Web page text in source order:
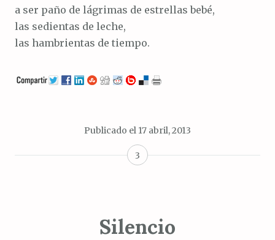
a ser paño de lágrimas de estrellas bebé,
las sedientas de leche,
las hambrientas de tiempo.
Publicado el 17 abril, 2013
3
Silencio